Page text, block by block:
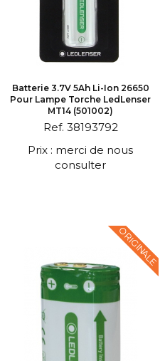
Batterie 3.7V 5Ah Li-Ion 26650
Pour Lampe Torche LedLenser
MT14 (501002)
Ref. 38193792
Prix : merci de nous
consulter
ORIGINALE